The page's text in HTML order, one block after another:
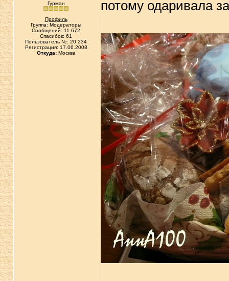
Гурман
Профиль
Группа: Модераторы
Сообщений: 11 672
Спасибок: 61
Пользователь №: 20 234
Регистрация: 17.06.2008
Откуда:Москва
потому одаривала